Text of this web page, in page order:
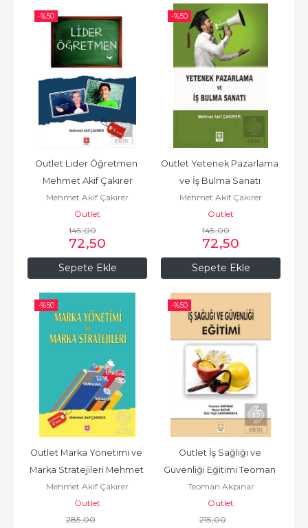
-%50
Sepete Ekle
Outlet Lider Öğretmen
Mehmet Akif Çakırer
Mehmet Akif Çakırer
Outlet
145,00
72,50
-%50
Sepete Ekle
Outlet Yetenek Pazarlama
ve İş Bulma Sanatı
Mehmet Akif Çakırer
Mehmet Akif Çakırer
Outlet
145,00
72,50
-%50
Outlet Marka Yönetimi ve
Marka Stratejileri Mehmet
Akif Çakırer
Mehmet Akif Çakırer
Outlet
285,00
-%50
Outlet İş Sağlığı ve
Güvenliği Eğitimi Teoman
Akpınar
Teoman Akpınar
Outlet
215,00